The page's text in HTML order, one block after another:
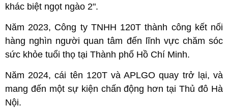
khác biệt ngọt ngào 2".
Năm 2023, Công ty TNHH 120T thành công kết nối
hàng nghìn người quan tâm đến lĩnh vực chăm sóc
sức khỏe tuổi thọ tại Thành phố Hồ Chí Minh.
Năm 2024, cái tên 120T và APLGO quay trở lại, và
mang đến một sự kiện chấn động hơn tại Thủ đô Hà
Nội.